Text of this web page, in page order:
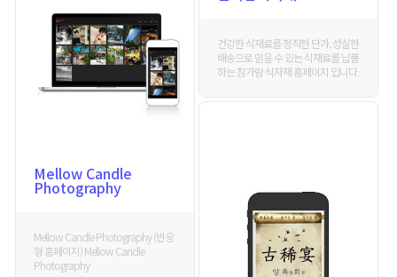
건강한 식재료를 정직한 단가, 성실한
배송으로 믿을 수 있는 식재료를 납품
하는 참가람 식자재 홈페이지 입니다.
Mellow Candle
Photography
Mellow Candle Photography (반응
형 홈페이지) Mellow Candle
Photography